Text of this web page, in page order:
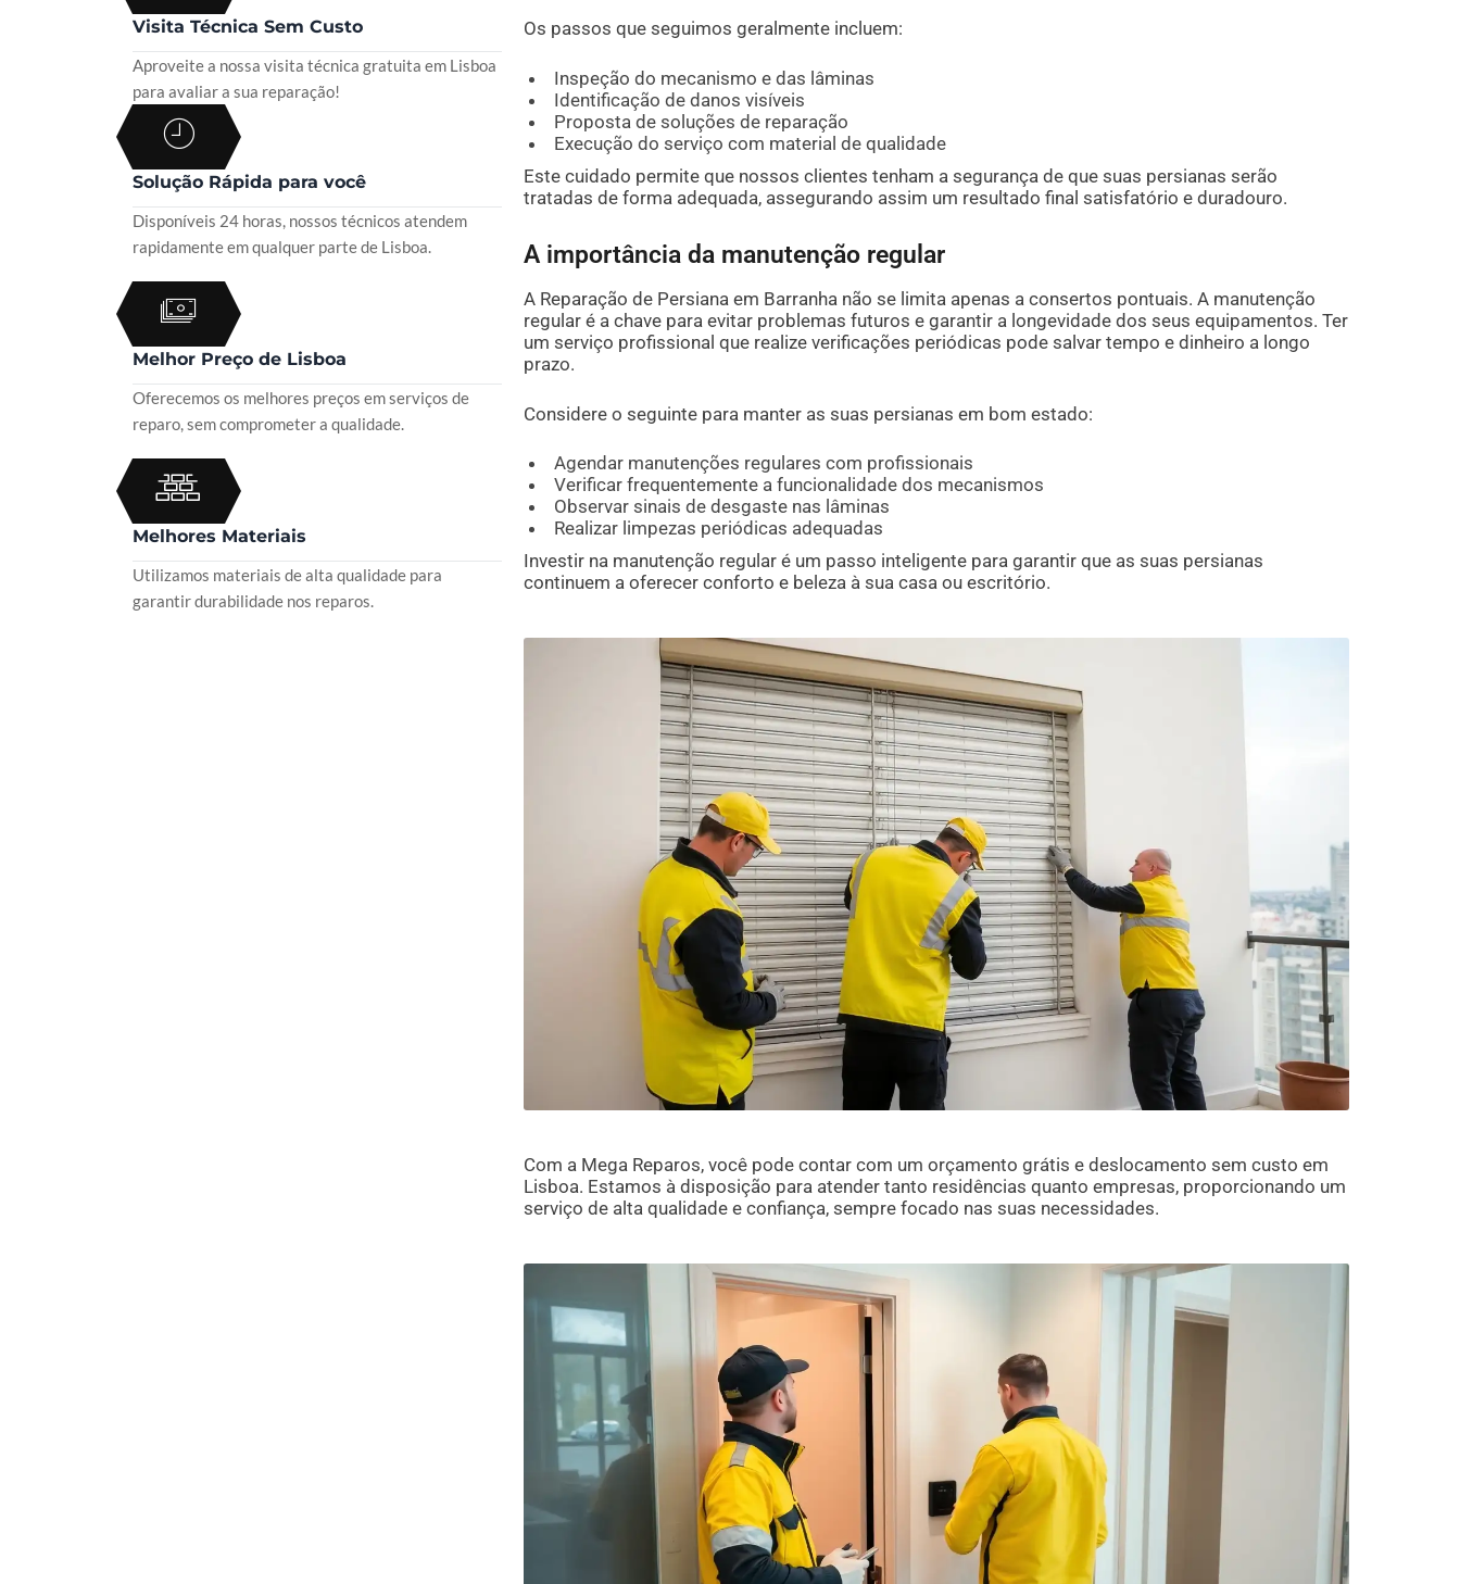
Visita Técnica Sem Custo
Aproveite a nossa visita técnica gratuita em Lisboa
para avaliar a sua reparação!
Solução Rápida para você
Disponíveis 24 horas, nossos técnicos atendem
rapidamente em qualquer parte de Lisboa.
Melhor Preço de Lisboa
Oferecemos os melhores preços em serviços de
reparo, sem comprometer a qualidade.
Melhores Materiais
Utilizamos materiais de alta qualidade para
garantir durabilidade nos reparos.
Os passos que seguimos geralmente incluem:
Inspeção do mecanismo e das lâminas
Identificação de danos visíveis
Proposta de soluções de reparação
Execução do serviço com material de qualidade
Este cuidado permite que nossos clientes tenham a segurança de que suas persianas serão
tratadas de forma adequada, assegurando assim um resultado final satisfatório e duradouro.
A importância da manutenção regular
A Reparação de Persiana em Barranha não se limita apenas a consertos pontuais. A manutenção
regular é a chave para evitar problemas futuros e garantir a longevidade dos seus equipamentos. Ter
um serviço profissional que realize verificações periódicas pode salvar tempo e dinheiro a longo
prazo.
Considere o seguinte para manter as suas persianas em bom estado:
Agendar manutenções regulares com profissionais
Verificar frequentemente a funcionalidade dos mecanismos
Observar sinais de desgaste nas lâminas
Realizar limpezas periódicas adequadas
Investir na manutenção regular é um passo inteligente para garantir que as suas persianas
continuem a oferecer conforto e beleza à sua casa ou escritório.
Com a Mega Reparos, você pode contar com um orçamento grátis e deslocamento sem custo em
Lisboa. Estamos à disposição para atender tanto residências quanto empresas, proporcionando um
serviço de alta qualidade e confiança, sempre focado nas suas necessidades.